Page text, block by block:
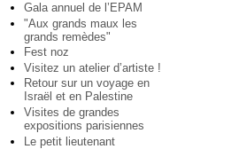
Gala annuel de l’EPAM
"Aux grands maux les
grands remèdes"
Fest noz
Visitez un atelier d’artiste !
Retour sur un voyage en
Israël et en Palestine
Visites de grandes
expositions parisiennes
Le petit lieutenant